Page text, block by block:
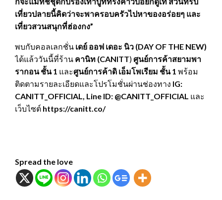
เที่ยวปลายนี้คิดว่าจะพาครอบครัวไปหาของอร่อยๆ และ
เที่ยวสวนสนุกที่ฮ่องกง”
พบกับคอลเลกชั่น เดย์ ออฟ เดอะ นิว (DAY OF THE NEW)
ได้แล้ววันนี้ที่ร้าน คานิท (CANITT)ศูนย์การค้าสยามพา
รากอน ชั้น 1 และศูนย์การค้าดิ เอ็มโพเรียม ชั้น1 พร้อม
ติดตามรายละเอียดและโปรโมชั่นผ่านช่องทาง IG:
CANITT_OFFICIAL, Line ID: @CANITT_OFFICIAL และ
เว็บไซต์ https://canitt.co/
Spread the love